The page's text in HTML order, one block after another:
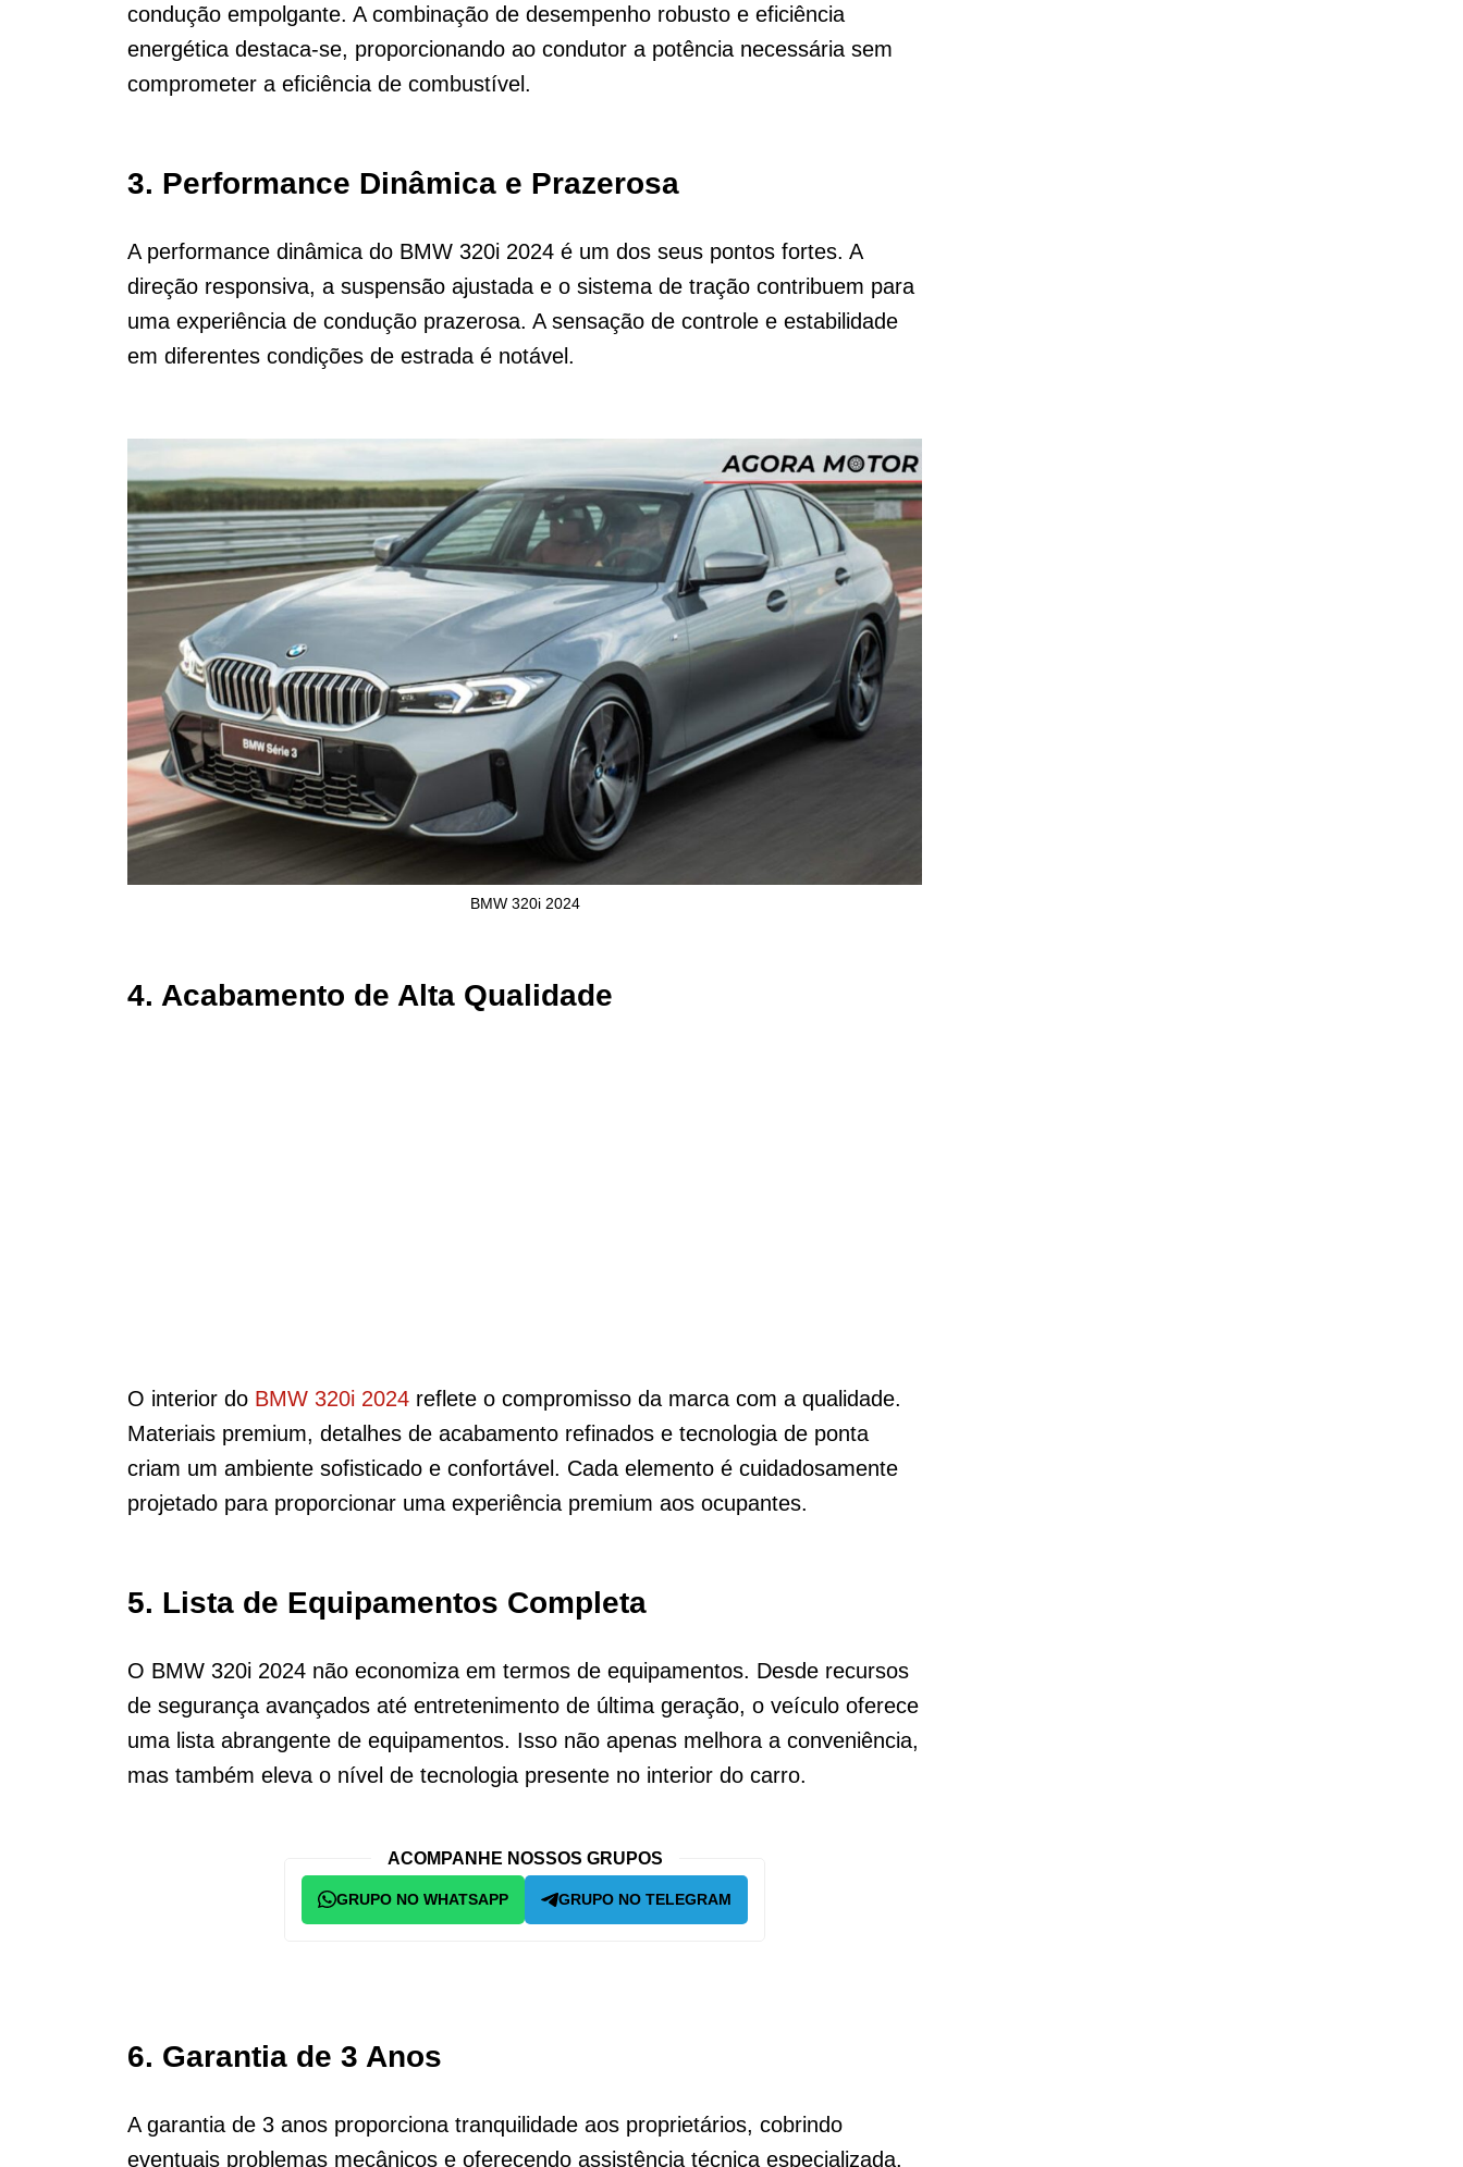
condução empolgante. A combinação de desempenho robusto e eficiência
energética destaca-se, proporcionando ao condutor a potência necessária sem
comprometer a eficiência de combustível.
3. Performance Dinâmica e Prazerosa
A performance dinâmica do BMW 320i 2024 é um dos seus pontos fortes. A
direção responsiva, a suspensão ajustada e o sistema de tração contribuem para
uma experiência de condução prazerosa. A sensação de controle e estabilidade
em diferentes condições de estrada é notável.
BMW 320i 2024
4. Acabamento de Alta Qualidade
O interior do BMW 320i 2024 reflete o compromisso da marca com a qualidade.
Materiais premium, detalhes de acabamento refinados e tecnologia de ponta
criam um ambiente sofisticado e confortável. Cada elemento é cuidadosamente
projetado para proporcionar uma experiência premium aos ocupantes.
5. Lista de Equipamentos Completa
O BMW 320i 2024 não economiza em termos de equipamentos. Desde recursos
de segurança avançados até entretenimento de última geração, o veículo oferece
uma lista abrangente de equipamentos. Isso não apenas melhora a conveniência,
mas também eleva o nível de tecnologia presente no interior do carro.
ACOMPANHE NOSSOS GRUPOS
GRUPO NO WHATSAPP GRUPO NO TELEGRAM
6. Garantia de 3 Anos
A garantia de 3 anos proporciona tranquilidade aos proprietários, cobrindo
eventuais problemas mecânicos e oferecendo assistência técnica especializada.